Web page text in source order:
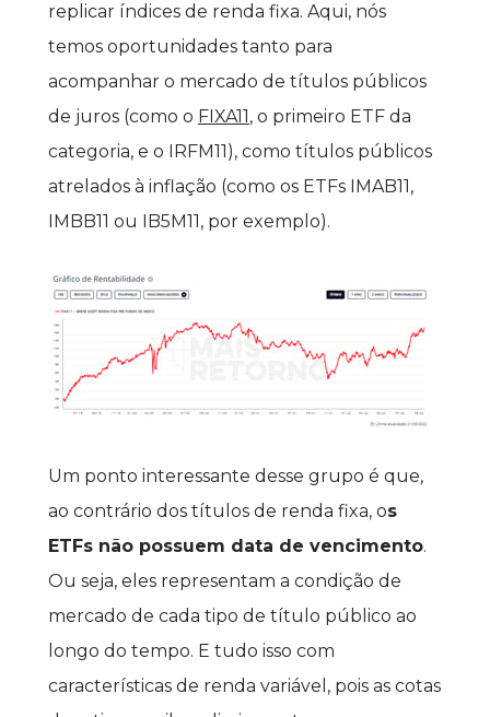
replicar índices de renda fixa. Aqui, nós
temos oportunidades tanto para
acompanhar o mercado de títulos públicos
de juros (como o FIXA11 , o primeiro ETF da
categoria, e o IRFM11), como títulos públicos
atrelados à inflação (como os ETFs IMAB11,
IMBB11 ou IB5M11, por exemplo).
Um ponto interessante desse grupo é que,
ao contrário dos títulos de renda fixa, os
ETFs não possuem data de vencimento.
Ou seja, eles representam a condição de
mercado de cada tipo de título público ao
longo do tempo. E tudo isso com
características de renda variável, pois as cotas